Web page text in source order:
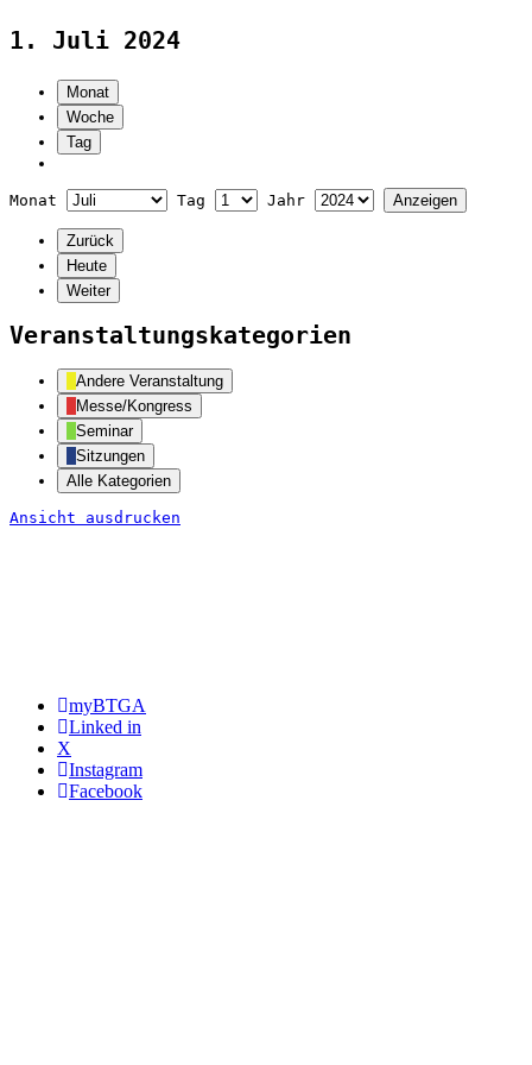
1. Juli 2024
Monat
Woche
Tag
Monat Tag Jahr
Zurück
Heute
Weiter
Veranstaltungskategorien
Andere Veranstaltung
Messe/Kongress
Seminar
Sitzungen
Alle Kategorien
Ansicht ausdrucken
myBTGA
Linked in
X
Instagram
Facebook